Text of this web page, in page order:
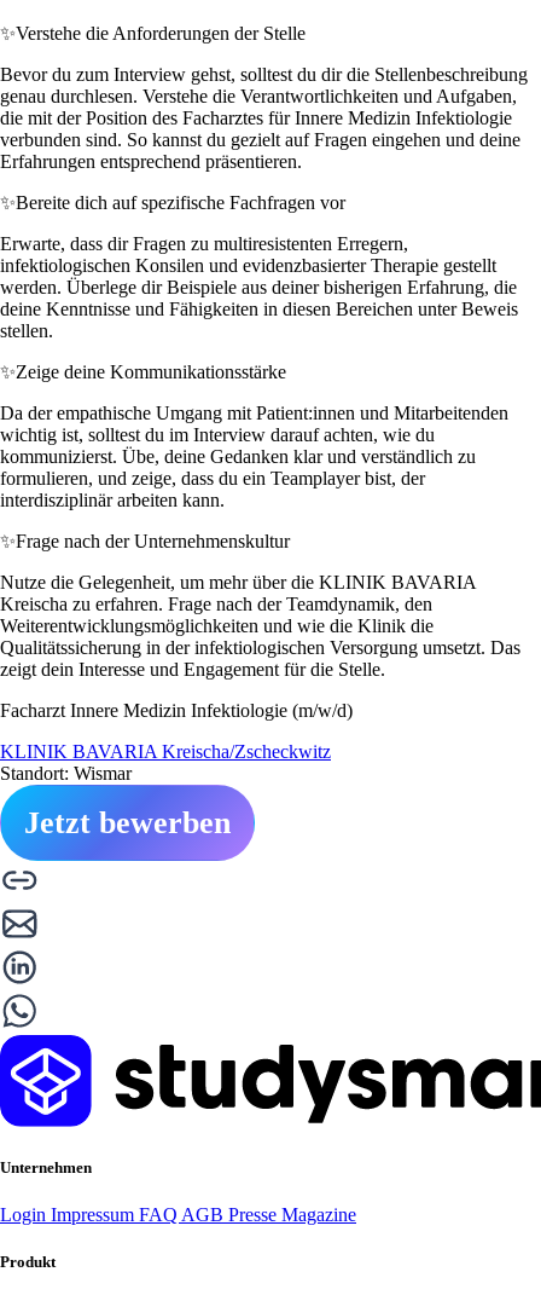
✨Verstehe die Anforderungen der Stelle
Bevor du zum Interview gehst, solltest du dir die Stellenbeschreibung
genau durchlesen. Verstehe die Verantwortlichkeiten und Aufgaben,
die mit der Position des Facharztes für Innere Medizin Infektiologie
verbunden sind. So kannst du gezielt auf Fragen eingehen und deine
Erfahrungen entsprechend präsentieren.
✨Bereite dich auf spezifische Fachfragen vor
Erwarte, dass dir Fragen zu multiresistenten Erregern,
infektiologischen Konsilen und evidenzbasierter Therapie gestellt
werden. Überlege dir Beispiele aus deiner bisherigen Erfahrung, die
deine Kenntnisse und Fähigkeiten in diesen Bereichen unter Beweis
stellen.
✨Zeige deine Kommunikationsstärke
Da der empathische Umgang mit Patient:innen und Mitarbeitenden
wichtig ist, solltest du im Interview darauf achten, wie du
kommunizierst. Übe, deine Gedanken klar und verständlich zu
formulieren, und zeige, dass du ein Teamplayer bist, der
interdisziplinär arbeiten kann.
✨Frage nach der Unternehmenskultur
Nutze die Gelegenheit, um mehr über die KLINIK BAVARIA
Kreischa zu erfahren. Frage nach der Teamdynamik, den
Weiterentwicklungsmöglichkeiten und wie die Klinik die
Qualitätssicherung in der infektiologischen Versorgung umsetzt. Das
zeigt dein Interesse und Engagement für die Stelle.
Facharzt Innere Medizin Infektiologie (m/w/d)
KLINIK BAVARIA Kreischa/Zscheckwitz
Standort: Wismar
Jetzt bewerben
Unternehmen
Login Impressum FAQ AGB Presse Magazine
Produkt